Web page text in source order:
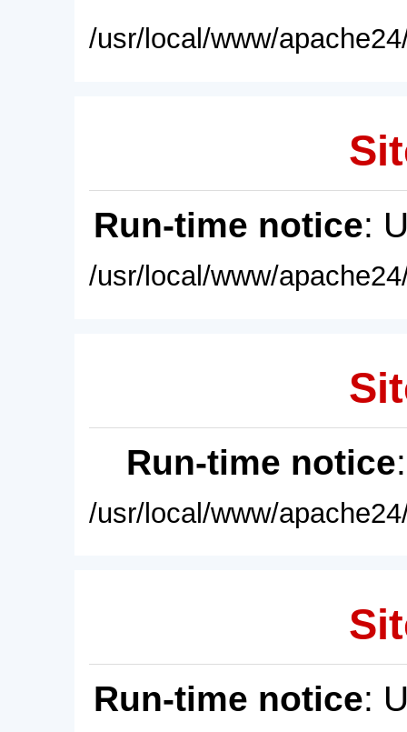
/usr/local/www/
Run-time notice:
/usr/local/www/
Run-time notice
/usr/local/www/
Run-time notice: